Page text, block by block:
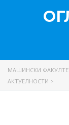
МАШИНСКИ
АКТУЕЛНОСТИ >